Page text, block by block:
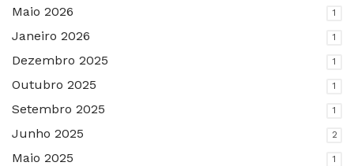
Maio 2026 1
Janeiro 2026 1
Dezembro 2025 1
Outubro 2025 1
Setembro 2025 1
Junho 2025 2
Maio 2025 1